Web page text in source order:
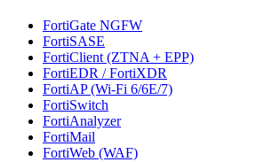
FortiGate NGFW
FortiSASE
FortiClient (ZTNA + EPP)
FortiEDR / FortiXDR
FortiAP (Wi-Fi 6/6E/7)
FortiSwitch
FortiAnalyzer
FortiMail
FortiWeb (WAF)